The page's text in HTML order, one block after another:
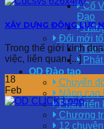
Cố
Đạo
Đổi mới
Tái
OD Đào tạo
Chuyển
Nâng cao
Phát triển
Chương
12
XÂY DỰNG ĐỘNG LỰC
Trong thế giới kinh
việc, liên quan [...]
18
Feb